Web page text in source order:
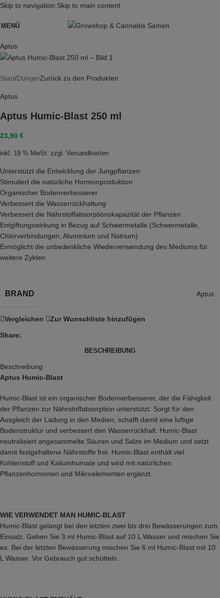
Skip to navigation Skip to main content
MENÜ
Aptus
Start/DüngerZurück zu den Produkten
Aptus
Aptus Humic-Blast 250 ml
23,90 €
inkl. 19 % MwSt. zzgl. Versandkosten
Unterstützt die Entwicklung der Jungpflanzen
Stimuliert die natürliche Hormonproduktion
Organischer Bodenverbesserer
Verbessert die Wasserrückhaltung
Verbessert die Nährstoffabsorptionskapazität der Pflanzen
Entgiftungswirkung in Bezug auf Schwermetalle (Schwermetalle,
Chlorverbindungen, Aluminium und Natrium)
Ermöglicht die unbedenkliche Wiederverwendung des Mediums für
weitere Zyklen
BRAND Aptus
Vergleichen Zur Wunschliste hinzufügen
Share:
BESCHREIBUNG
Beschreibung
Aptus Humic-Blast
Humic-Blast ist ein organischer Bodenverbesserer, der die Fähigkeit
der Pflanzen zur Nährstoffabsorption unterstützt. Sorgt für den
Ausgleich der Ladung in den Medien, schafft damit eine luftige
Bodenstruktur und verbessert den Wasserrückhalt. Humic-Blast
neutralisiert angesammelte Säuren und Salze im Medium und setzt
damit festgehaltene Nährstoffe frei. Humic-Blast enthält viel
Kohlenstoff und Kaliumhumate und wird mit natürlichen
Pflanzenhormonen und Mikroelementen ergänzt.
WIE VERWENDET MAN HUMIC-BLAST
Humic-Blast gelangt bei den letzten zwei bis drei Bewässerungen zum
Einsatz. Geben Sie 3 ml Humic-Blast auf 10 L Wasser und mischen Sie
es. Bei der letzten Bewässerung mischen Sie 6 ml Humic-Blast mit 10
L Wasser. Vor Gebrauch gut schütteln.